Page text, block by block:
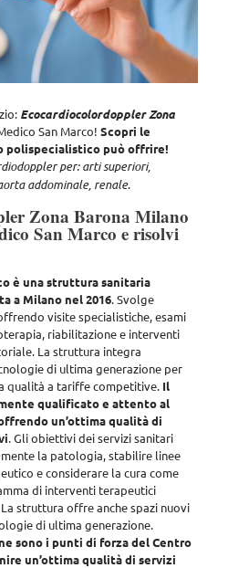
: Ecocardiocolordoppler Zona
San Marco! Scopri le
polispecialistico può offrire!
per: arti superiori,
addominale, renale.
Zona Barona Milano
San Marco e risolvi
è una struttura sanitaria
a Milano nel 2016. Svolge
visite specialistiche, esami
riabilitazione e interventi
. La struttura integra
di ultima generazione per
qualità a tariffe competitive. Il
qualificato e attento al
un’ottima qualità di
. Gli obiettivi dei servizi sanitari
la patologia, stabilire linee
e considerare la cura come
di interventi terapeutici
struttura offre anche spazi nuovi
di ultima generazione.
sono i punti di forza del Centro
un’ottima qualità di servizi